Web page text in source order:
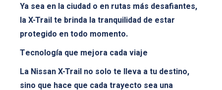
Ya sea en la ciudad o en rutas más desafiantes,
la X-Trail te brinda la tranquilidad de estar
protegido en todo momento.
Tecnología que mejora cada viaje
La Nissan X-Trail no solo te lleva a tu destino,
sino que hace que cada trayecto sea una